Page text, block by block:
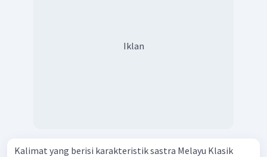
Iklan
Kalimat yang berisi karakteristik sastra Melayu Klasik